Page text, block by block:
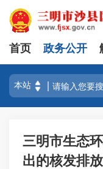
首页 政务公开
三明市生态
出的核发排